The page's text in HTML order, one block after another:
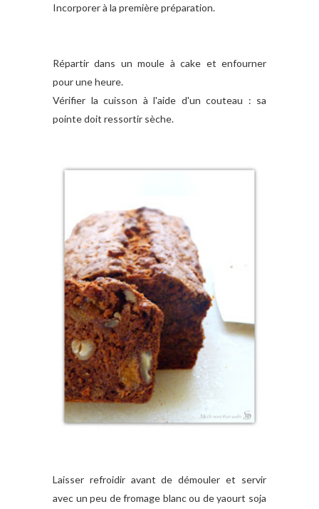
Incorporer à la première préparation.
Répartir dans un moule à cake et enfourner
pour une heure.
Vérifier la cuisson à l'aide d'un couteau : sa
pointe doit ressortir sèche.
Laisser refroidir avant de démouler et servir
avec un peu de fromage blanc ou de yaourt soja